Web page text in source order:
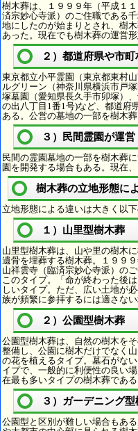
樹木葬は、１９９９年（平成１
済宗妙心寺派）のご住職である
地にしたのが始まりとされ、樹
あった。現在でも樹木葬の運営
２）都道府県や市
東京都立小平霊園（東京都東村
ルグリーン（神奈川県横浜市戸
塚墓園（愛知県長久手市卯塚）
の出八丁目1番1号)など、都道府
ある。公営の墓地の一部を樹木葬
３）民間霊園が運営
民間の霊園墓地の一部を樹木葬
園を開発する場合もある。現在
樹木葬の立地形態に
立地形態による違いは大きく以
１）山里型樹木葬
山里型樹木葬は、山や里の樹木
遺骨を埋葬する樹木葬。１９９
山祥雲寺（臨済宗妙心寺派）の
このタイプ。「命が終わった後
しいタイプ。ただ、広い土地が
族が頻繁に参拝するには適さない
２）公園型樹木葬
公園型樹木葬は、自然の樹木を
整備し、公園に樹木だけでなく
の花を植えるタイプ。墓石がな
イプで、一般的に利便性の良い
在最も多いタイプの樹木葬である
３）ガーデニング
公園型と区別が難しい場合もあ